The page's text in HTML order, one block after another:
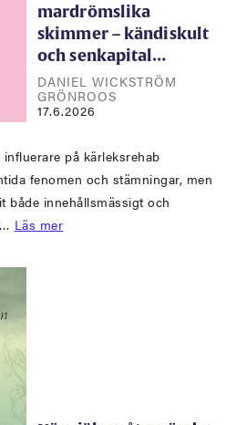
mardrömslika
skimmer – kändiskult
och senkapital…
DANIEL WICKSTRÖM
GRÖNROOS
17.6.2026
på kärleksrehab
fenomen och stämningar, men
både innehållsmässigt och
Läs mer